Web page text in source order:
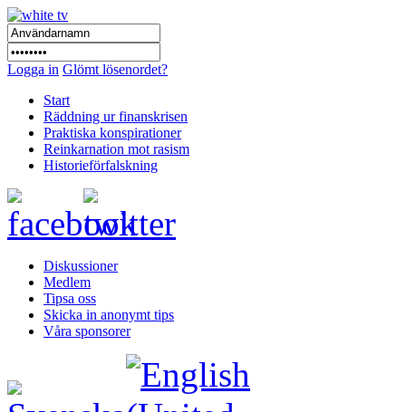
Logga in Glömt lösenordet?
Start
Räddning ur finanskrisen
Praktiska konspirationer
Reinkarnation mot rasism
Historieförfalskning
Diskussioner
Medlem
Tipsa oss
Skicka in anonymt tips
Våra sponsorer